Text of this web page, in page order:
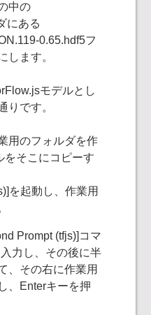
中の
にある
0.65.hdf5フ
します。
モデルとし
りです。
用のフォルダを作
をそこにコピーす
を起動し、作業用
Prompt (tfjs)]コマ
力し、その後に半
、その右に作業用
、Enterキーを押